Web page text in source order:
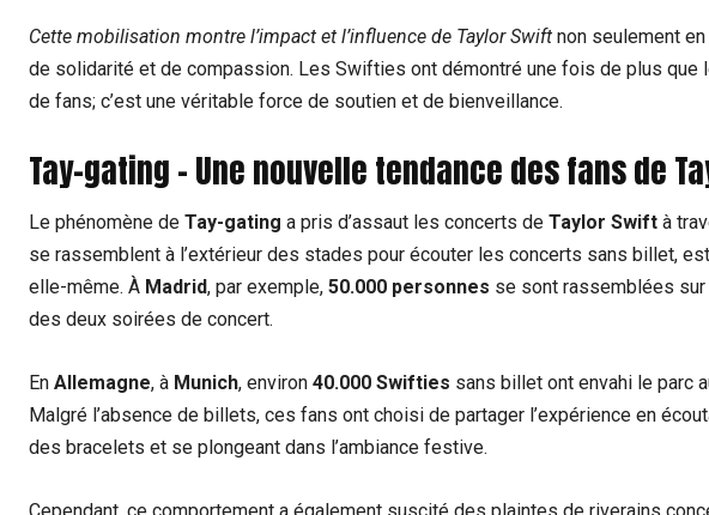
Cette mobilisation montre l’impact et l’influence de Taylor Swift non seulement
de solidarité et de compassion. Les Swifties ont démontré une fois de plus que
de fans; c’est une véritable force de soutien et de bienveillance.
Tay-gating – Une nouvelle tendance des fans de
Le phénomène de Tay-gating a pris d’assaut les concerts de Taylor Swift à
se rassemblent à l’extérieur des stades pour écouter les concerts sans billet,
elle-même. À Madrid, par exemple, 50.000 personnes se sont rassemblées
des deux soirées de concert.
En Allemagne, à Munich, environ 40.000 Swifties sans billet ont envahi le parc
Malgré l’absence de billets, ces fans ont choisi de partager l’expérience en
des bracelets et se plongeant dans l’ambiance festive.
Cependant, ce comportement a également suscité des plaintes de riverains